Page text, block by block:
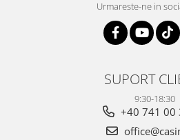
Urmareste-ne in
SUPORT
9:30-18:30
+40 741 00